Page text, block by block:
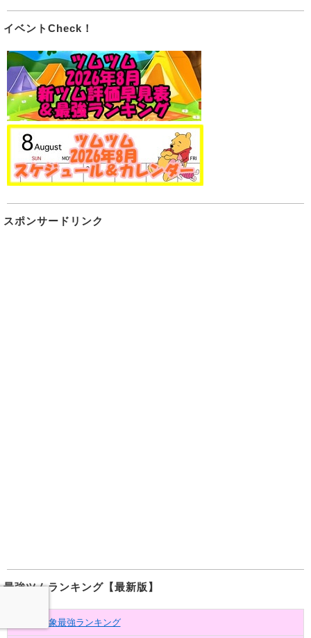
イベントCheck！
スポンサードリンク
最強ツムランキング【最新版】
全ツム対象最強ランキング